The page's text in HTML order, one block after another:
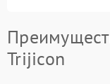
Trijicon